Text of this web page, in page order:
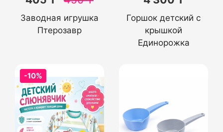
Заводная игрушка
Птерозавр
Горшок детский с
крышкой
Единорожка
-10%